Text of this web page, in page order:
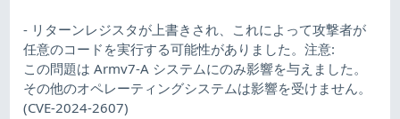
- リターンレジスタが上書きされ、これによって攻撃者が
任意のコードを実行する可能性がありました。注意:
この問題は Armv7-A システムにのみ影響を与えました。
その他のオペレーティングシステムは影響を受けません。
(CVE-2024-2607)